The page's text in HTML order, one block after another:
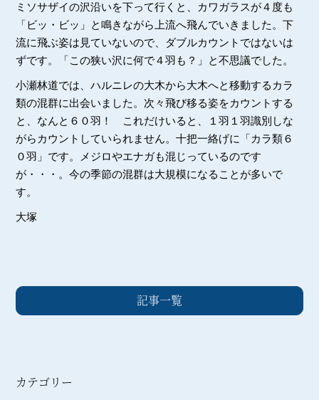
ミソサザイの沢沿いを下って行くと、カワガラスが４度も
「ビッ・ビッ」と鳴きながら上流へ飛んでいきました。下
流に飛ぶ姿は見ていないので、ダブルカウントではないは
ずです。「この狭い沢に何で４羽も？」と不思議でした。
小瀬林道では、ハルニレの大木から大木へと移動するカラ
類の混群に出会いました。次々飛び移る姿をカウントする
と、なんと６０羽！ これだけいると、１羽１羽識別しな
がらカウントしていられません。十把一絡げに「カラ類６
０羽」です。メジロやエナガも混じっているのです
が・・・。今の季節の混群は大規模になることが多いで
す。
大塚
記事一覧
カテゴリー